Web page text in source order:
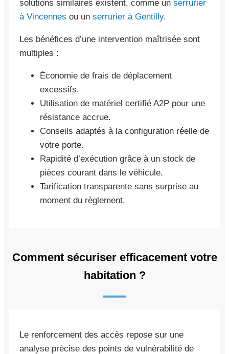
solutions similaires existent, comme un serrurier
à Vincennes ou un serrurier à Gentilly.
Les bénéfices d’une intervention maîtrisée sont
multiples :
Économie de frais de déplacement
excessifs.
Utilisation de matériel certifié A2P pour une
résistance accrue.
Conseils adaptés à la configuration réelle de
votre porte.
Rapidité d’exécution grâce à un stock de
pièces courant dans le véhicule.
Tarification transparente sans surprise au
moment du règlement.
Comment sécuriser efficacement votre
habitation ?
Le renforcement des accès repose sur une
analyse précise des points de vulnérabilité de